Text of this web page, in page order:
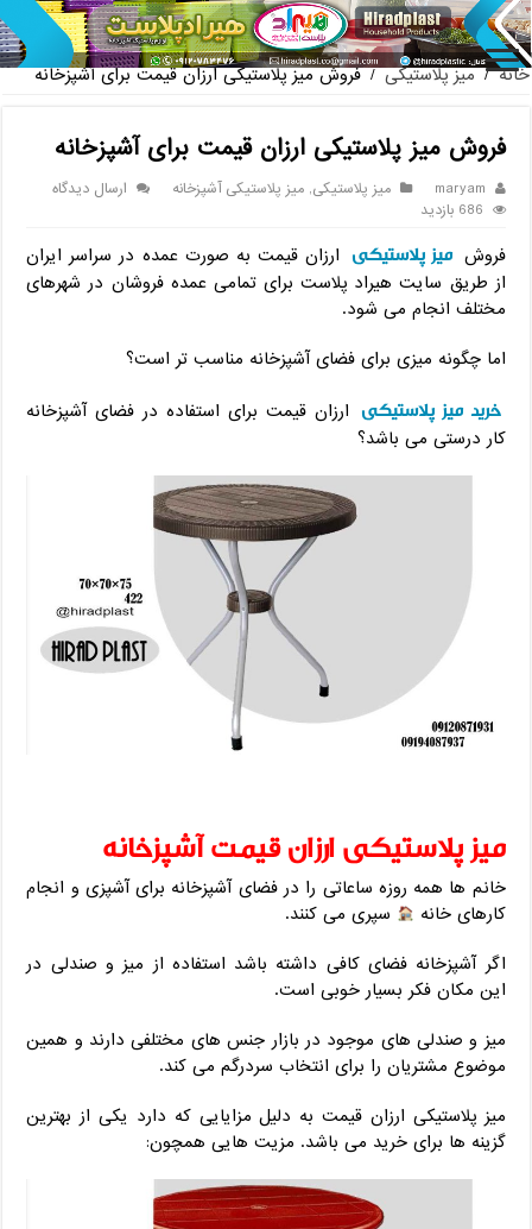
پخش عمده صندلی پلاستیک
خانه / میز پلاستیکی / فروش میز پلاستیکی ارزان قیمت برای آشپزخانه
فروش میز پلاستیکی ارزان قیمت برای آشپزخانه
maryam میز پلاستیکی,میز پلاستیکی آشپزخانه
ارسال دیدگاه
686 بازدید
فروش میز پلاستیکی ارزان قیمت به صورت عمده در سراسر ایران
از طریق سایت هیراد پلاست برای تمامی عمده فروشان در شهرهای
مختلف انجام می شود.
اما چگونه میزی برای فضای آشپزخانه مناسب تر است؟
خرید میز پلاستیکی ارزان قیمت برای استفاده در فضای آشپزخانه
کار درستی می باشد؟
میز پلاستیکی ارزان قیمت آشپزخانه
خانم ها همه روزه ساعاتی را در فضای آشپزخانه برای آشپزی و انجام
کارهای خانه
سپری می کنند.
اگر آشپزخانه فضای کافی داشته باشد استفاده از میز و صندلی در
این مکان فکر بسیار خوبی است.
میز و صندلی های موجود در بازار جنس های مختلفی دارند و همین
موضوع مشتریان را برای انتخاب سردرگم می کند.
میز پلاستیکی ارزان قیمت به دلیل مزایایی که دارد یکی از بهترین
گزینه ها برای خرید می باشد. مزیت هایی همچون: